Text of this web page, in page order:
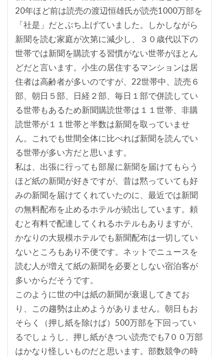
20年ほど前は読売の渡辺恒雄氏が読売1000万部を
「社是」だとぶち上げていました。しかしながら
新聞を読む家庭が次第に減少し、３０歳代以下の
世帯では新聞を購読する習慣がない世帯がほとん
どだと言います。小生の居住するマンションは居
住者は高齢者が多いのですが、22世帯中、読売６
部、朝日５部、日経２部、毎日１部で併読してい
る世帯もあるため新聞購読世帯は１１世帯、非購
読世帯が１１世帯と半数は新聞を取っていませ
ん。これでも世間全体に比べれば新聞を読んでい
る世帯が多い方だと思います。
私は、出張に行っても部屋に新聞を届けてもらう
ほど紙の新聞が好きですが、昔は黙っていても好
みの新聞を届けてくれていたのに、最近では新聞
の無料配布を止めるホテルが続出しています。頼
むと有料で配達してくれるホテルもありますが、
かなりの大規模ホテルでも新聞配布は一切してい
ないところもあり不便です。ネットでニュースを
読む人が増えて紙の新聞を必要としない宿泊客が
多いからだそうです。
このように世の中は紙の新聞が衰退してきてお
り、この趨勢は止めようがありません。朝日もお
そらく（押し紙を除けば）500万部を下回ってい
るでしょうし、押し紙がきつい読売でも7００万部
はかなり怪しいものだと思います。部数競争の時